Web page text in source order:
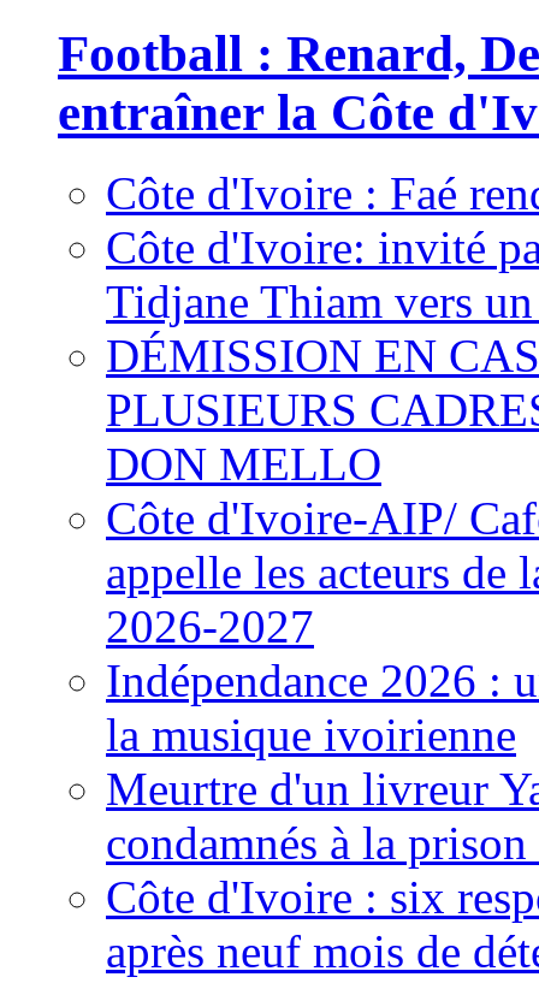
Football : Renard,
entraîner la Côte
Côte d'Ivoire : Faé
Côte d'Ivoire: invité
Tidjane Thiam vers
DÉMISSION EN
PLUSIEURS
DON MELLO
Côte d'Ivoire-AIP/
appelle les acteurs de
2026-2027
Indépendance 2026 :
la musique ivoirienne
Meurtre d'un livreur
condamnés à la
Côte d'Ivoire : six
après neuf mois de